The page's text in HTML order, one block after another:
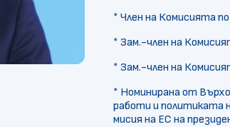
* Член на Комисията
* Зам.-член на
* Зам.-член на
* Номинирана от
работи и политиката
мисия на ЕС на